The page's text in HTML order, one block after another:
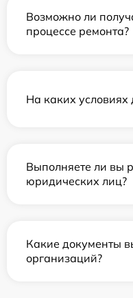
Возможно ли
процессе ремонта?
На каких условиях
Выполняете ли вы
юридических лиц?
Какие документы
организаций?